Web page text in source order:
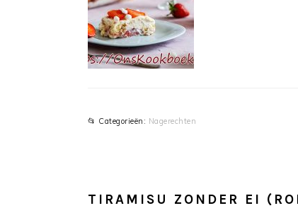
📂 Categorieën: Nagerechten
TIRAMISU ZONDER EI